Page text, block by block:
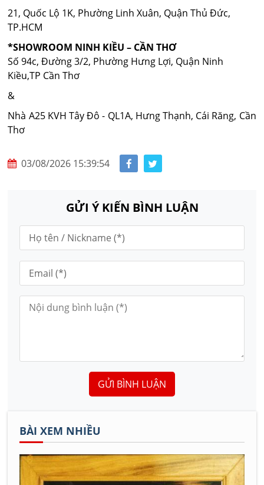
21, Quốc Lộ 1K, Phường Linh Xuân, Quận Thủ Đức,
TP.HCM
*SHOWROOM NINH KIỀU – CẦN THƠ
Số 94c, Đường 3/2, Phường Hưng Lợi, Quận Ninh
Kiều,TP Cần Thơ
&
Nhà A25 KVH Tây Đô - QL1A, Hưng Thạnh, Cái Răng, Cần
Thơ
03/08/2026 15:39:54
GỬI Ý KIẾN BÌNH LUẬN
GỬI BÌNH LUẬN
BÀI XEM NHIỀU